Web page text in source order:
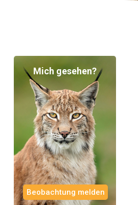
Mich gesehen?
Beobachtung melden